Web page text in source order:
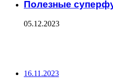
Полезные
05.12.2023
16.11.2023